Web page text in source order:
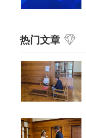
热门文章